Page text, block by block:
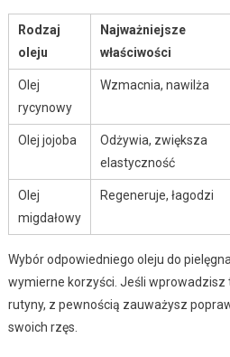
Rodzaj
oleju
Najważniejsze
właściwości
Olej
rycynowy
Wzmacnia, nawilża
Olej jojoba
Odżywia, zwiększa
elastyczność
Olej
migdałowy
Regeneruje, łagodzi
Wybór odpowiedniego oleju do
wymierne korzyści. Jeśli wprowadzisz
rutyny, z pewnością zauważysz
swoich rzęs.